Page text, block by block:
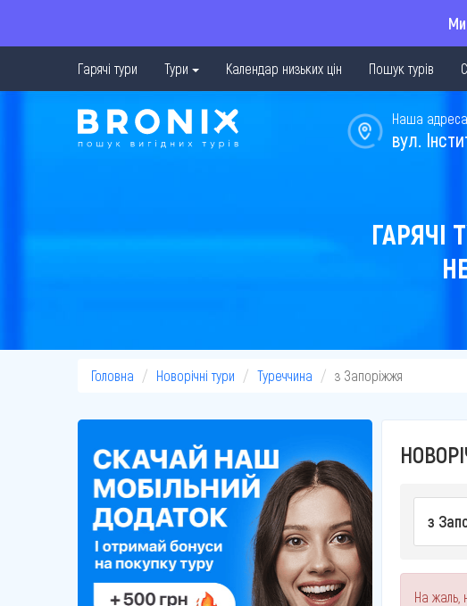
Гарячі тури Тури Календар низьких цін Пошук турів
Наша адреса
вул.
ГАРЯЧІ
Головна Новорічні тури Туреччина з Запоріжжя
з
На жаль,